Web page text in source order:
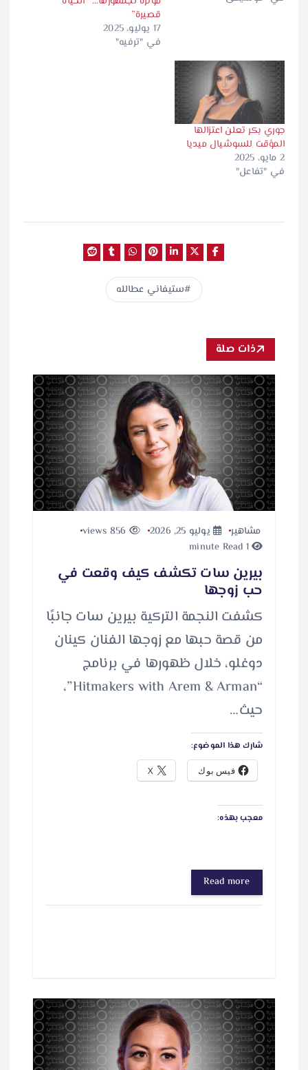
قصيرة”
17 يوليو، 2025
في "ترفيه"
جوري بكر تعلن اعتزالها
المؤقت للسوشيال ميديا
2 مايو، 2025
في "تفاعل"
ستيفاني عطالله
ذات صلة
مشاهير يوليو 25, 2026
1 minute Read
بيرين سات تكشف كيف وقعت في
حب زوجها
كشفت النجمة التركية بيرين سات جانبًا
من قصة حبها مع زوجها الفنان كينان
دوغلو، خلال ظهورها في برنامج
“Hitmakers with Arem & Arman”،
حيث…
شارك هذا الموضوع:
فيس بوك X
معجب بهذه:
Read more